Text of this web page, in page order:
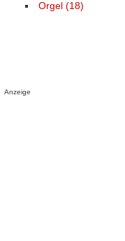
Orgel (18)
Anzeige